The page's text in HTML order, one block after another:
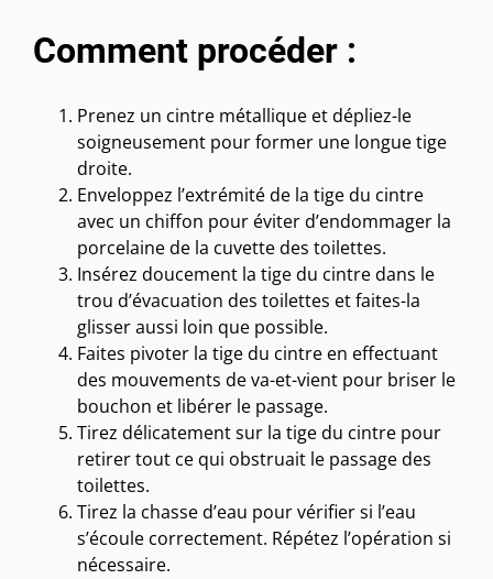
Comment procéder :
Prenez un cintre métallique et dépliez-le
soigneusement pour former une longue tige
droite.
Enveloppez l’extrémité de la tige du cintre
avec un chiffon pour éviter d’endommager la
porcelaine de la cuvette des toilettes.
Insérez doucement la tige du cintre dans le
trou d’évacuation des toilettes et faites-la
glisser aussi loin que possible.
Faites pivoter la tige du cintre en effectuant
des mouvements de va-et-vient pour briser le
bouchon et libérer le passage.
Tirez délicatement sur la tige du cintre pour
retirer tout ce qui obstruait le passage des
toilettes.
Tirez la chasse d’eau pour vérifier si l’eau
s’écoule correctement. Répétez l’opération si
nécessaire.